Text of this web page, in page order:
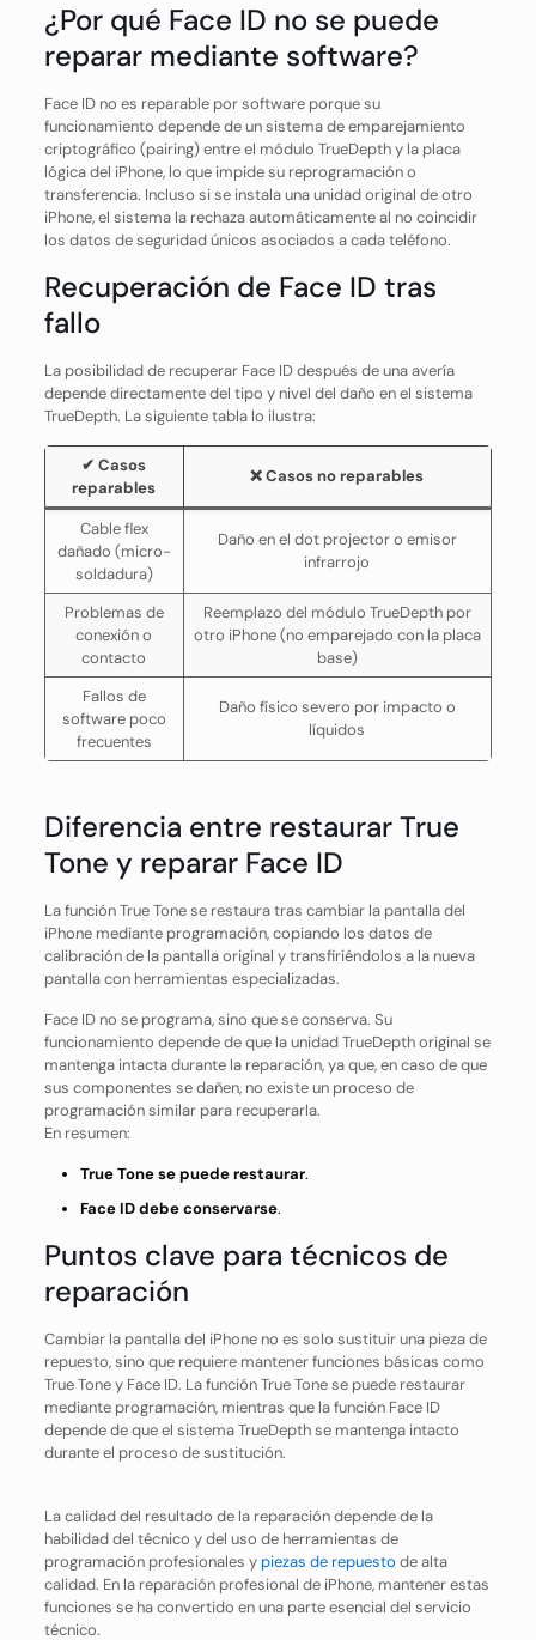
¿Por qué Face ID no se puede
reparar mediante software?
Face ID no es reparable por software porque su
funcionamiento depende de un sistema de emparejamiento
criptográfico (pairing) entre el módulo TrueDepth y la placa
lógica del iPhone, lo que impide su reprogramación o
transferencia. Incluso si se instala una unidad original de otro
iPhone, el sistema la rechaza automáticamente al no coincidir
los datos de seguridad únicos asociados a cada teléfono.
Recuperación de Face ID tras
fallo
La posibilidad de recuperar Face ID después de una avería
depende directamente del tipo y nivel del daño en el sistema
TrueDepth. La siguiente tabla lo ilustra:
✔ Casos
reparables
❌ Casos no reparables
Cable flex
dañado (micro-
soldadura)
Daño en el dot projector o emisor
infrarrojo
Problemas de
conexión o
contacto
Reemplazo del módulo TrueDepth por
otro iPhone (no emparejado con la placa
base)
Fallos de
software poco
frecuentes
Daño físico severo por impacto o
líquidos
Diferencia entre restaurar True
Tone y reparar Face ID
La función True Tone se restaura tras cambiar la pantalla del
iPhone mediante programación, copiando los datos de
calibración de la pantalla original y transfiriéndolos a la nueva
pantalla con herramientas especializadas.
Face ID no se programa, sino que se conserva. Su
funcionamiento depende de que la unidad TrueDepth original se
mantenga intacta durante la reparación, ya que, en caso de que
sus componentes se dañen, no existe un proceso de
programación similar para recuperarla.
En resumen:
True Tone se puede restaurar.
Face ID debe conservarse.
Puntos clave para técnicos de
reparación
Cambiar la pantalla del iPhone no es solo sustituir una pieza de
repuesto, sino que requiere mantener funciones básicas como
True Tone y Face ID. La función True Tone se puede restaurar
mediante programación, mientras que la función Face ID
depende de que el sistema TrueDepth se mantenga intacto
durante el proceso de sustitución.
La calidad del resultado de la reparación depende de la
habilidad del técnico y del uso de herramientas de
programación profesionales ypiezas de repuesto de alta
calidad. En la reparación profesional de iPhone, mantener estas
funciones se ha convertido en una parte esencial del servicio
técnico.